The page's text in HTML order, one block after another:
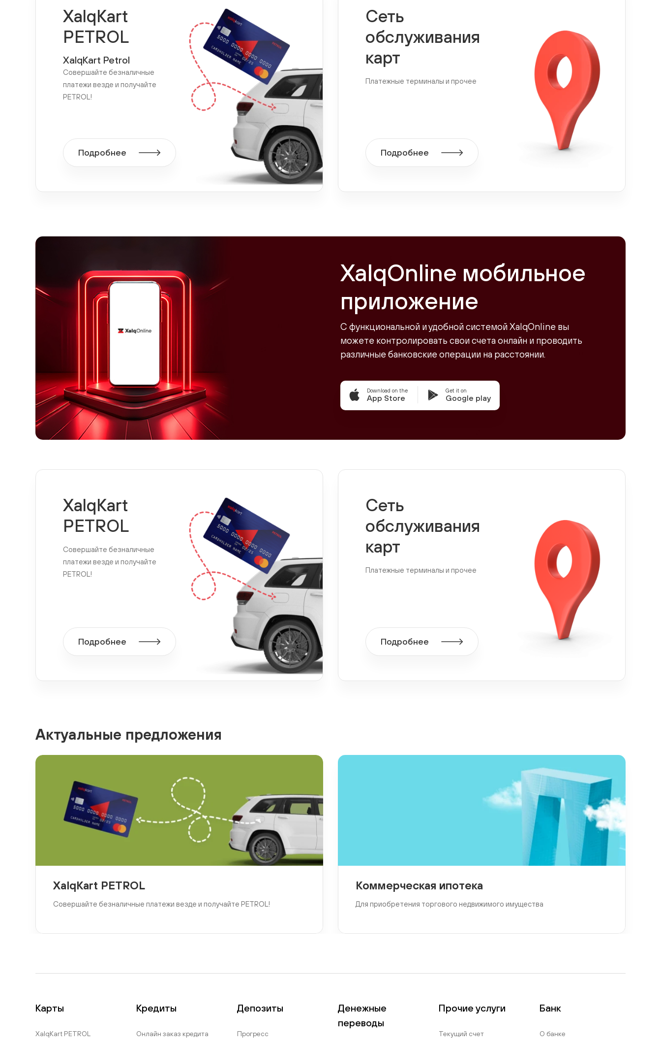
XalqKart
PETROL
XalqKart Petrol
Совершайте безналичные
платежи везде и получайте
PETROL!
Подробнее
Сеть
обслуживания
карт
Платежные терминалы и прочее
Подробнее
XalqOnline мобильное
приложение
С функциональной и удобной системой XalqOnline вы
можете контролировать свои счета онлайн и проводить
различные банковские операции на расстоянии.
Download on the
App Store
Get it on
Google play
XalqKart
PETROL
Совершайте безналичные
платежи везде и получайте
PETROL!
Подробнее
Сеть
обслуживания
карт
Платежные терминалы и прочее
Подробнее
Актуальные предложения
XalqKart PETROL
Совершайте безналичные платежи везде и получайте PETROL!
Коммерческая ипотека
Для приобретения торгового недвижимого имущества
Карты
XalqKart PETROL
Кредиты
Онлайн заказ кредита
Депозиты
Прогресс
Денежные
переводы
Прочие услуги
Текущий счет
Банк
О банке